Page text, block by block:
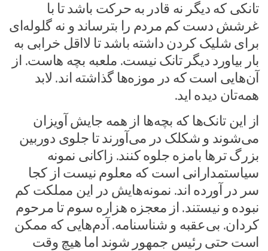
تانکی که دیگر نه قادر به حرکت باشد تا با
غرشش دست کم مردم را بترساند و نه گلوله‌ای
برای شلیک کردن داشته باشد تا لااقل خرابی به
بار بیاورد دیگر تانک نیست. ملعبه بچه هاست. از
آن‌هایی است که در موزه‌ها گذاشته اند. لابد
همه‌تان دیده اید.
از این تانک‌ها که بچه‌ها از همه جایش آویزان
می‌شوند و شکلک در می‌آورند تا جلوی دوربین
بزرگ ترها بامزه جلوه کنند. زاکانی نمونه
سیاستمدارانی است که معلوم نیست از کجا
سر در آورده اند. نمونه‌هایش در این مملکت کم
نبوده و نیستند. از معجزه هزاره سوم تا مرحوم
کردان. بی‌عقبه و شناسنامه. آدم‌هایی که ممکن
است حتی رئیس جمهور شوند اما هیچ وقت